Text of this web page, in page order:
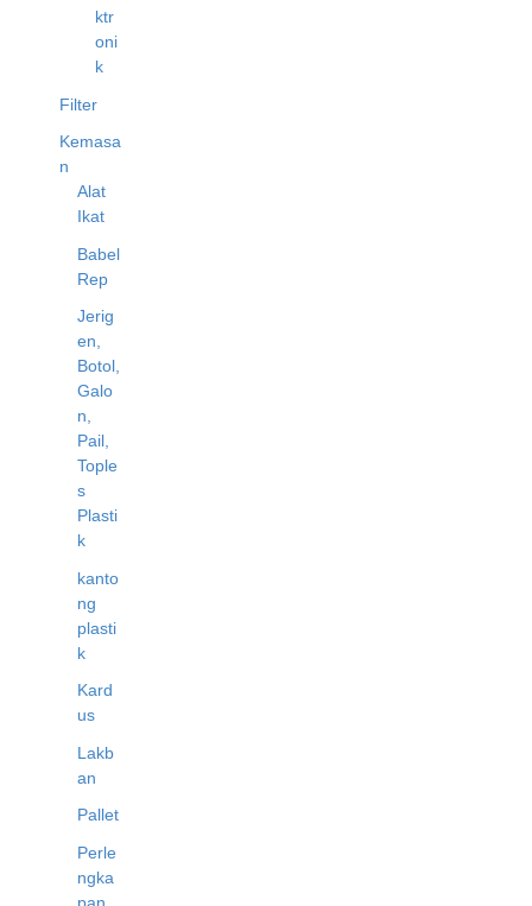
ktr
oni
k
Filter
Kemasa
n
Alat
Ikat
Babel
Rep
Jerig
en,
Botol,
Galo
n,
Pail,
Tople
s
Plasti
k
kanto
ng
plasti
k
Kard
us
Lakb
an
Pallet
Perle
ngka
pan